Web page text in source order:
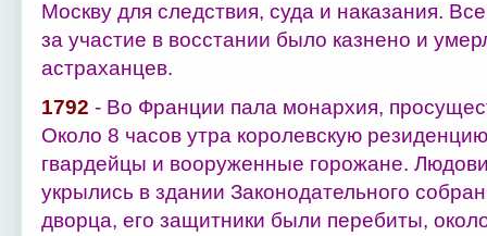
Москву для следствия, суда и наказания.
за участие в восстании было казнено и
астраханцев.
1792 - Во Франции пала монархия,
Около 8 часов утра королевскую
гвардейцы и вооруженные горожане.
укрылись в здании Законодательного
дворца, его защитники были перебиты,